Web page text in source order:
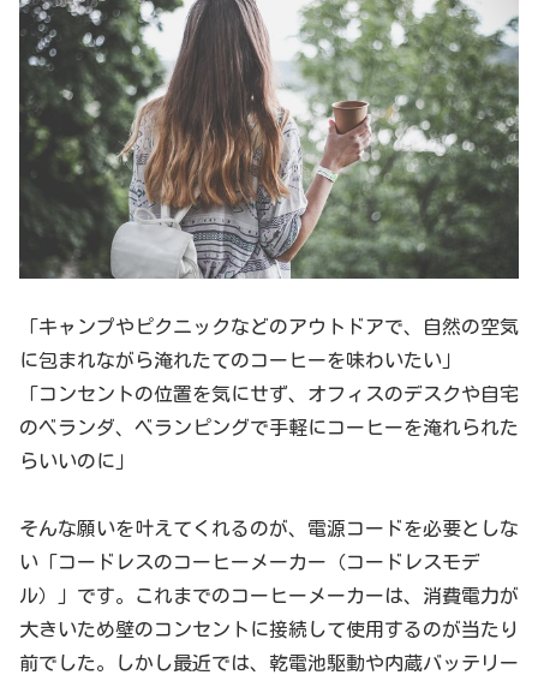
「キャンプやピクニックなどのアウトドアで、自然の空気
に包まれながら淹れたてのコーヒーを味わいたい」
「コンセントの位置を気にせず、オフィスのデスクや自宅
のベランダ、ベランピングで手軽にコーヒーを淹れられた
らいいのに」
そんな願いを叶えてくれるのが、電源コードを必要としな
い「コードレスのコーヒーメーカー（コードレスモデ
ル）」です。これまでのコーヒーメーカーは、消費電力が
大きいため壁のコンセントに接続して使用するのが当たり
前でした。しかし最近では、乾電池駆動や内蔵バッテリー